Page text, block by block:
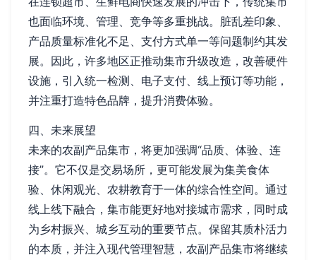
也面临环境、管理、竞争等多重挑战。脏乱差印象、
产品质量标准化不足、支付方式单一等问题制约其发
展。因此，许多地区正推动集市升级改造，改善硬件
设施，引入统一检测、电子支付、线上预订等功能，
并注重打造特色品牌，提升消费体验。
四、未来展望
未来的农副产品集市，将更加强调“品质、体验、连
接”。它不仅是交易场所，更可能发展为集美食体
验、休闲观光、农耕教育于一体的综合性空间。通过
线上线下融合，集市能更好地对接城市需求，同时成
为乡村振兴、城乡互动的重要节点。保留其质朴活力
的本质，并注入现代管理智慧，农副产品集市将继续